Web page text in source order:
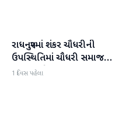
પાટણ
રાધનપુરમાં શંકર ચૌધરીની
ઉપસ્થિતિમાં ચૌધરી સમાજની
સભા મળી
1 દિવસ પહેલા